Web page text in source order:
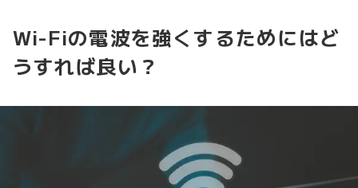
Wi-Fiの電波を強くするためにはど
うすれば良い？